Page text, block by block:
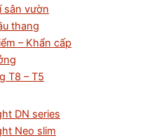
sân vườn
thang
– Khẩn cấp
T8 – T5
DN series
Neo slim